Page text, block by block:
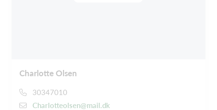
Charlotte Olsen
30347010
Charlotteolsen@mail.dk